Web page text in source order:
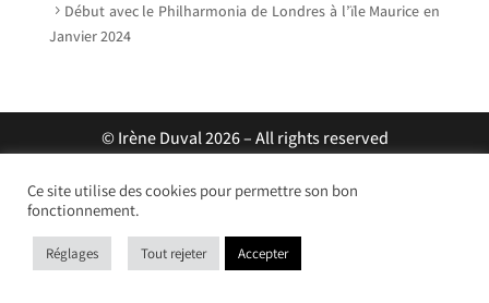
Début avec le Philharmonia de Londres à l’ïle Maurice en
Janvier 2024
© Irène Duval 2026 – All rights reserved
Ce site utilise des cookies pour permettre son bon
fonctionnement.
Réglages Tout rejeter Accepter